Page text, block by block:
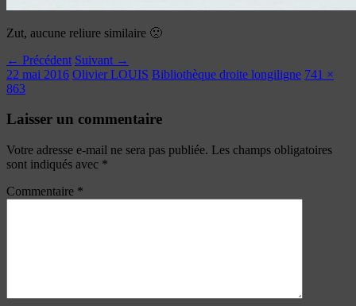
Zut, aucune reliure similaire 🙁
← Précédent Suivant →
22 mai 2016 Olivier LOUIS Bibliothèque droite longiligne 741 ×
863
Laisser un commentaire
Votre adresse e-mail ne sera pas publiée. Les champs obligatoires
sont indiqués avec *
Commentaire *